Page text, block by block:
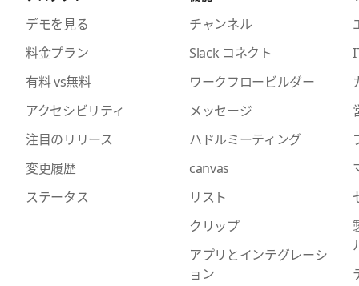
デモを見る
料金プラン
有料 vs無料
アクセシビリティ
注目のリリース
変更履歴
ステータス
チャンネル
Slack コネクト
ワークフロービルダー
メッセージ
ハドルミーティング
canvas
リスト
クリップ
アプリとインテグレーシ
ョン